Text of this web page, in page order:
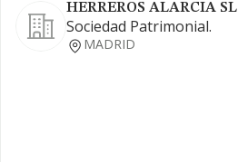
HERREROS ALARCIA SL
Sociedad Patrimonial.
MADRID